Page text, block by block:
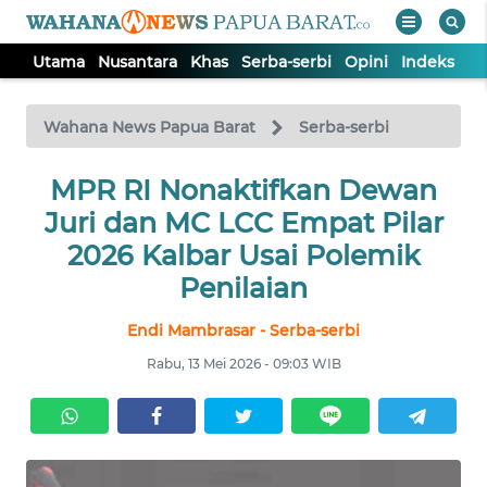
Utama Nusantara Khas Serba-serbi Opini Indeks
Wahana News Papua Barat Serba-serbi
MPR RI Nonaktifkan Dewan
Juri dan MC LCC Empat Pilar
2026 Kalbar Usai Polemik
Penilaian
Endi Mambrasar - Serba-serbi
Rabu, 13 Mei 2026 - 09:03 WIB
TV
Tutup
UTAMA
NUSANTARA
SERBI
OPINI